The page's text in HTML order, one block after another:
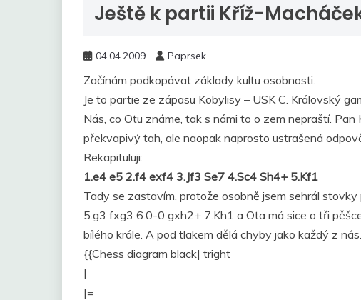
Ještě k partii Kříž-
04.04.2009 Paprsek
Začínám podkopávat základy kultu osobnosti.
Je to partie ze zápasu Kobylisy – USK C. Královský
Nás, co Otu známe, tak s námi to o zem nepraští.
překvapivý tah, ale naopak naprosto ustrašená
Rekapituluji:
1.e4 e5 2.f4 exf4 3.Jf3 Se7 4.Sc4 Sh4+ 5.Kf1
Tady se zastavím, protože osobně jsem sehrál
5.g3 fxg3 6.0-0 gxh2+ 7.Kh1 a Ota má sice o tři
bílého krále. A pod tlakem dělá chyby jako každý z
{{Chess diagram black| tright
|
|=